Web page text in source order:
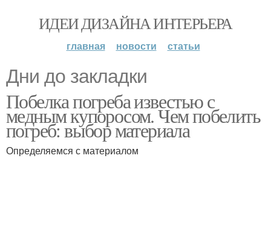
ИДЕИ ДИЗАЙНА ИНТЕРЬЕРА
главная новости статьи
Дни до закладки
Побелка погреба известью с
медным купоросом. Чем побелить
погреб: выбор материала
Определяемся с материалом